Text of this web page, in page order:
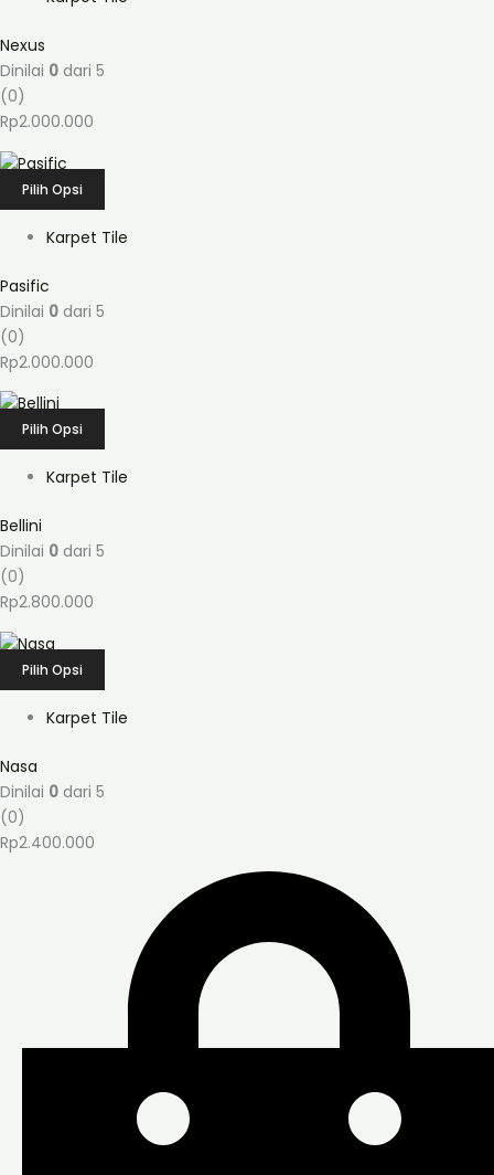
Nexus
Dinilai 0 dari 5
(0)
Rp2.000.000
Pilih Opsi
Karpet Tile
Pasific
Dinilai 0 dari 5
(0)
Rp2.000.000
Pilih Opsi
Karpet Tile
Bellini
Dinilai 0 dari 5
(0)
Rp2.800.000
Pilih Opsi
Karpet Tile
Nasa
Dinilai 0 dari 5
(0)
Rp2.400.000